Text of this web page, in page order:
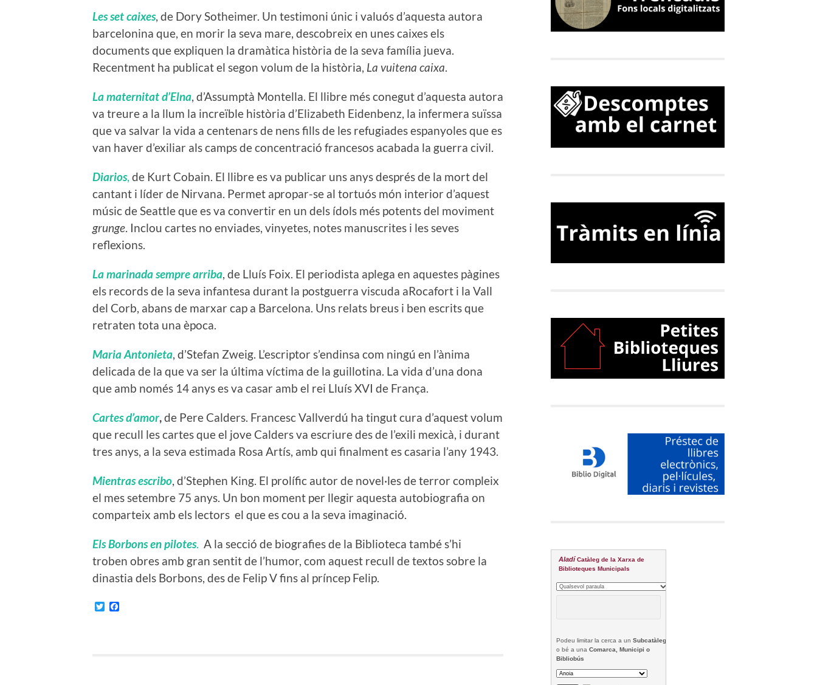
Les set caixes, de Dory Sotheimer. Un testimoni únic i valuós d’aquesta autora
barcelonina que, en morir la seva mare, descobreix en unes caixes els
documents que expliquen la dramàtica història de la seva família jueva.
Recentment ha publicat el segon volum de la història, La vuitena caixa.
La maternitat d’Elna, d’Assumptà Montella. El llibre més conegut d’aquesta autora
va treure a la llum la increïble història d’Elizabeth Eidenbenz, la infermera suïssa
que va salvar la vida a centenars de nens fills de les refugiades espanyoles que es
van haver d’exiliar als camps de concentració francesos acabada la guerra civil.
Diarios, de Kurt Cobain. El llibre es va publicar uns anys després de la mort del
cantant i líder de Nirvana. Permet apropar-se al tortuós món interior d’aquest
músic de Seattle que es va convertir en un dels ídols més potents del moviment
grunge. Inclou cartes no enviades, vinyetes, notes manuscrites i les seves
reflexions.
La marinada sempre arriba, de Lluís Foix. El periodista aplega en aquestes pàgines
els records de la seva infantesa durant la postguerra viscuda aRocafort i la Vall
del Corb, abans de marxar cap a Barcelona. Uns relats breus i ben escrits que
retraten tota una època.
Maria Antonieta, d’Stefan Zweig. L’escriptor s’endinsa com ningú en l’ànima
delicada de la que va ser la última víctima de la guillotina. La vida d’una dona
que amb només 14 anys es va casar amb el rei Lluís XVI de França.
Cartes d’amor,de Pere Calders. Francesc Vallverdú ha tingut cura d’aquest volum
que recull les cartes que el jove Calders va escriure des de l’exili mexicà, i durant
tres anys, a la seva estimada Rosa Artís, amb qui finalment es casaria l’any 1943.
Mientras escribo, d’Stephen King. El prolífic autor de novel·les de terror compleix
el mes setembre 75 anys. Un bon moment per llegir aquesta autobiografia on
comparteix amb els lectors el que es cou a la seva imaginació.
Els Borbons en pilotes. A la secció de biografies de la Biblioteca també s’hi
troben obres amb gran sentit de l’humor, com aquest recull de textos sobre la
dinastia dels Borbons, des de Felip V fins al príncep Felip.
Twitter
Aladí Catàleg de la Xarxa de
Biblioteques Municipals
Podeu limitar la cerca a un Subcatàleg
o bé a una Comarca, Municipi o
Bibliobús